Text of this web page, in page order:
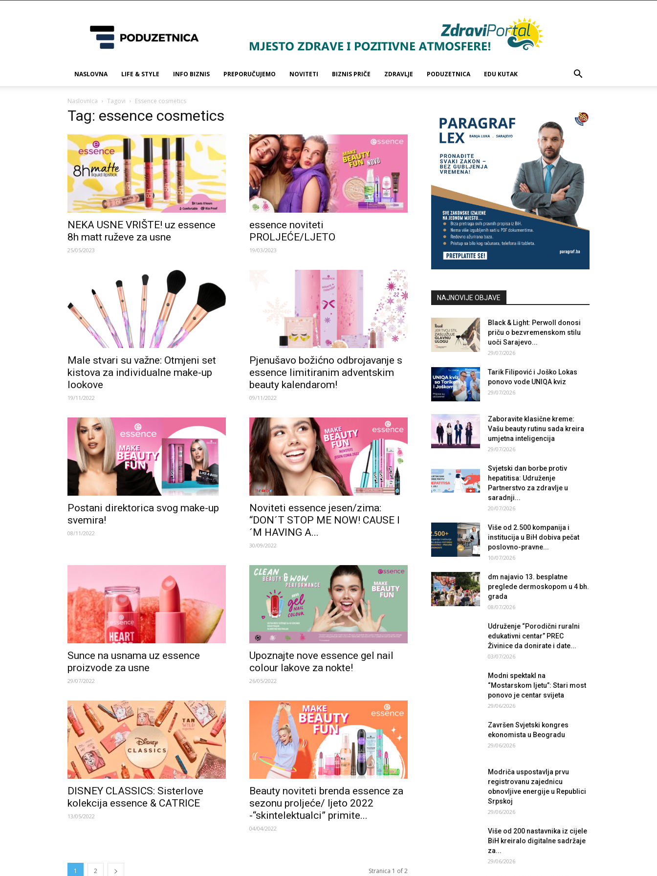
NASLOVNA LIFE & STYLE INFO BIZNIS PREPORUČUJEMO NOVITETI BIZNIS PRIČE ZDRAVLJE PODUZETNICA EDU KUTAK
Naslovnica Tagovi Essence cosmetics
Tag: essence cosmetics
NEKA USNE VRIŠTE! uz essence
8h matt ruževe za usne
25/05/2023
essence noviteti
PROLJEĆE/LJETO
19/03/2023
Male stvari su važne: Otmjeni set
kistova za individualne make-up
lookove
19/11/2022
Pjenušavo božićno odbrojavanje s
essence limitiranim adventskim
beauty kalendarom!
09/11/2022
Postani direktorica svog make-up
svemira!
08/11/2022
Noviteti essence jesen/zima:
“DON´T STOP ME NOW! CAUSE I
´M HAVING A...
30/09/2022
Sunce na usnama uz essence
proizvode za usne
29/07/2022
Upoznajte nove essence gel nail
colour lakove za nokte!
26/05/2022
DISNEY CLASSICS: Sisterlove
kolekcija essence & CATRICE
13/05/2022
Beauty noviteti brenda essence za
sezonu proljeće/ ljeto 2022
-“skintelektualci” primite...
04/04/2022
1 2 Stranica 1 of 2
NAJNOVIJE OBJAVE
Black & Light: Perwoll donosi
priču o bezvremenskom stilu
uoči Sarajevo...
29/07/2026
Tarik Filipović i Joško Lokas
ponovo vode UNIQA kviz
29/07/2026
Zaboravite klasične kreme:
Vašu beauty rutinu sada kreira
umjetna inteligencija
29/07/2026
Svjetski dan borbe protiv
hepatitisa: Udruženje
Partnerstvo za zdravlje u
saradnji...
20/07/2026
Više od 2.500 kompanija i
institucija u BiH dobiva pečat
poslovno-pravne...
10/07/2026
dm najavio 13. besplatne
preglede dermoskopom u 4 bh.
grada
08/07/2026
Udruženje “Porodični ruralni
edukativni centar” PREC
Živinice da donirate i date...
03/07/2026
Modni spektakl na
“Mostarskom ljetu”: Stari most
ponovo je centar svijeta
29/06/2026
Završen Svjetski kongres
ekonomista u Beogradu
29/06/2026
Modriča uspostavlja prvu
registrovanu zajednicu
obnovljive energije u Republici
Srpskoj
29/06/2026
Više od 200 nastavnika iz cijele
BiH kreiralo digitalne sadržaje
za...
29/06/2026